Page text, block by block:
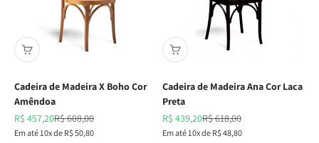
Cadeira de Madeira X Boho Cor
Amêndoa
Preço promocional
R$ 457,20Preço normal
R$ 608,00
Em até 10x de R$ 50,80
Cadeira de Madeira Ana Cor Laca
Preta
Preço promocional
R$ 439,20Preço normal
R$ 618,00
Em até 10x de R$ 48,80